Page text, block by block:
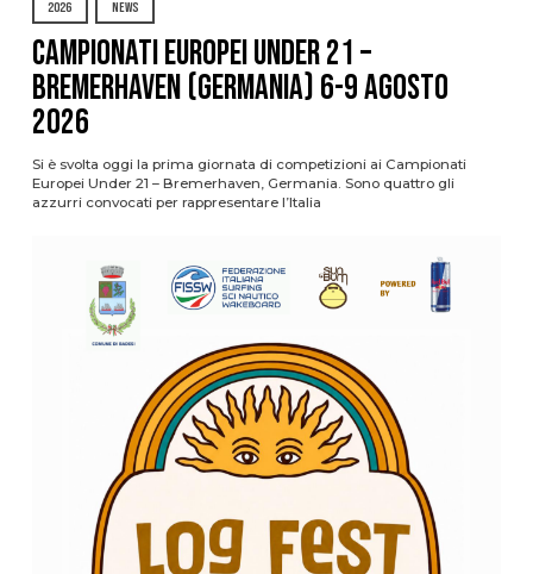
2026 NEWS
Campionati Europei Under 21 –
Bremerhaven (Germania) 6-9 agosto
2026
Si è svolta oggi la prima giornata di competizioni ai Campionati
Europei Under 21 – Bremerhaven, Germania. Sono quattro gli
azzurri convocati per rappresentare l’Italia